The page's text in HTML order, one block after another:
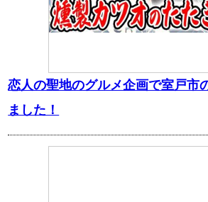
恋人の聖地のグルメ企画で室戸市
ました！